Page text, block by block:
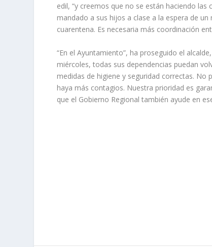
edil, “y creemos que no se están haciendo
mandado a sus hijos a clase a la espera de
cuarentena. Es necesaria más coordinación
“En el Ayuntamiento”, ha proseguido el
miércoles, todas sus dependencias puedan
medidas de higiene y seguridad correctas.
haya más contagios. Nuestra prioridad es
que el Gobierno Regional también ayude en